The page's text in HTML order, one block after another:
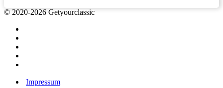
© 2020-2026 Getyourclassic
Impressum